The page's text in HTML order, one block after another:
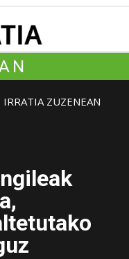
IRRATIA ZUZENEAN